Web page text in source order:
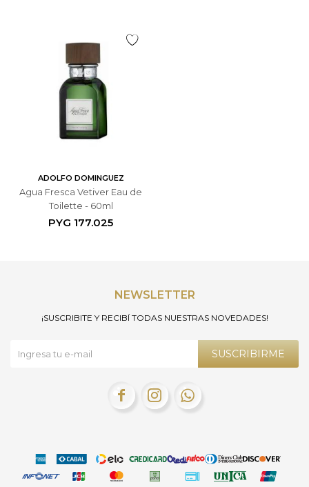
ADOLFO DOMINGUEZ
Agua Fresca Vetiver Eau de
Toilette - 60ml
PYG 177.025
NEWSLETTER
¡SUSCRIBITE Y RECIBÍ TODAS NUESTRAS NOVEDADES!
SUSCRIBIRME
  